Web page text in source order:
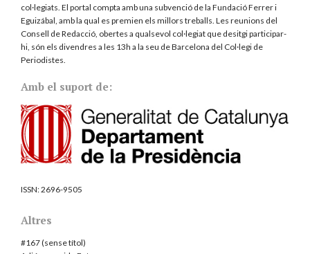
col·legiats. El portal compta amb una subvenció de la Fundació Ferrer i
Eguizábal, amb la qual es premien els millors treballs. Les reunions del
Consell de Redacció, obertes a qualsevol col·legiat que desitgi participar-
hi, són els divendres a les 13h a la seu de Barcelona del Col·legi de
Periodistes
Amb el suport de:
ISSN:2696-9505
Altres
#167 (sense títol)